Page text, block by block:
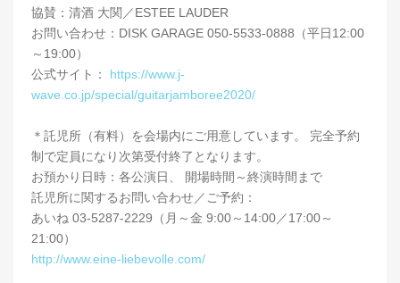
協賛：清酒 大関／ESTEE LAUDER
お問い合わせ：DISK GARAGE 050-5533-0888（平日12:00
～19:00）
公式サイト： https://www.j-
wave.co.jp/special/guitarjamboree2020/
＊託児所（有料）を会場内にご用意しています。 完全予約
制で定員になり次第受付終了となります。
お預かり日時：各公演日、 開場時間～終演時間まで
託児所に関するお問い合わせ／ご予約：
あいね 03-5287-2229（月～金 9:00～14:00／17:00～
21:00）
http://www.eine-liebevolle.com/